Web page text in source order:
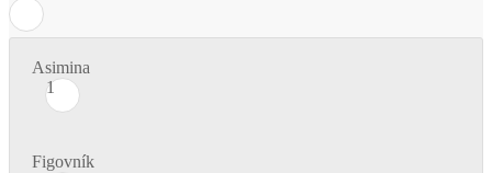
Asimina
1
Figovník